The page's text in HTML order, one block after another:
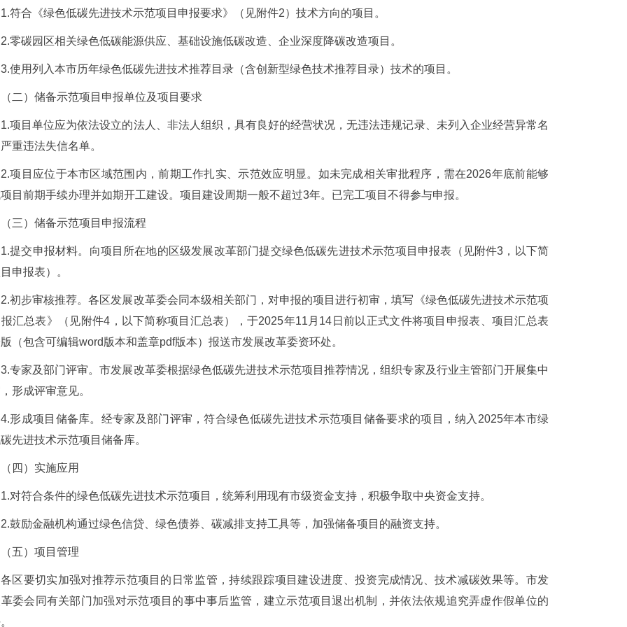
1.符合《绿色低碳先进技术示范项目申报要求》（见附件2）技术方向的项目。
2.零碳园区相关绿色低碳能源供应、基础设施低碳改造、企业深度降碳改造项目。
3.使用列入本市历年绿色低碳先进技术推荐目录（含创新型绿色技术推荐目录）技术的项目。
（二）储备示范项目申报单位及项目要求
1.项目单位应为依法设立的法人、非法人组织，具有良好的经营状况，无违法违规记录、未列入企业经营异常名
重违法失信名单。
2.项目应位于本市区域范围内，前期工作扎实、示范效应明显。如未完成相关审批程序，需在2026年底前能够
目前期手续办理并如期开工建设。项目建设周期一般不超过3年。已完工项目不得参与申报。
（三）储备示范项目申报流程
1.提交申报材料。向项目所在地的区级发展改革部门提交绿色低碳先进技术示范项目申报表（见附件3，以下简
申报表）。
2.初步审核推荐。各区发展改革委会同本级相关部门，对申报的项目进行初审，填写《绿色低碳先进技术示范项
报汇总表》（见附件4，以下简称项目汇总表），于2025年11月14日前以正式文件将项目申报表、项目汇总表
（包含可编辑word版本和盖章pdf版本）报送市发展改革委资环处。
3.专家及部门评审。市发展改革委根据绿色低碳先进技术示范项目推荐情况，组织专家及行业主管部门开展集中
形成评审意见。
4.形成项目储备库。经专家及部门评审，符合绿色低碳先进技术示范项目储备要求的项目，纳入2025年本市绿
先进技术示范项目储备库。
（四）实施应用
1.对符合条件的绿色低碳先进技术示范项目，统筹利用现有市级资金支持，积极争取中央资金支持。
2.鼓励金融机构通过绿色信贷、绿色债券、碳减排支持工具等，加强储备项目的融资支持。
（五）项目管理
各区要切实加强对推荐示范项目的日常监管，持续跟踪项目建设进度、投资完成情况、技术减碳效果等。市发
革委会同有关部门加强对示范项目的事中事后监管，建立示范项目退出机制，并依法依规追究弄虚作假单位的